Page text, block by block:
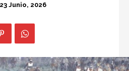
23 Junio, 2026